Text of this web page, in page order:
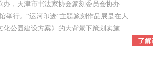
，天津市书法家协会篆刻委员会协办
举行。“运河印迹”主题篆刻作品展是在大
公园建设方案》的大背景下策划实施